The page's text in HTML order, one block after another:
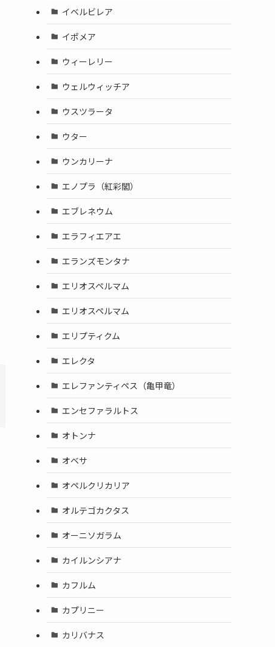
イベルビレア
イポメア
ウィーレリー
ウェルウィッチア
ウスツラータ
ウター
ウンカリーナ
エノプラ（紅彩閣）
エブレネウム
エラフィエアエ
エランズモンタナ
エリオスペルマム
エリオスペルマム
エリプティクム
エレクタ
エレファンティペス（亀甲竜）
エンセファラルトス
オトンナ
オベサ
オペルクリカリア
オルテゴカクタス
オーニソガラム
カイルンシアナ
カフルム
カプリニー
カリバナス